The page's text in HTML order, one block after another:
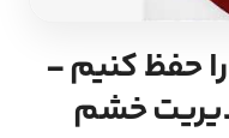
حفظ کنیم -
خشم